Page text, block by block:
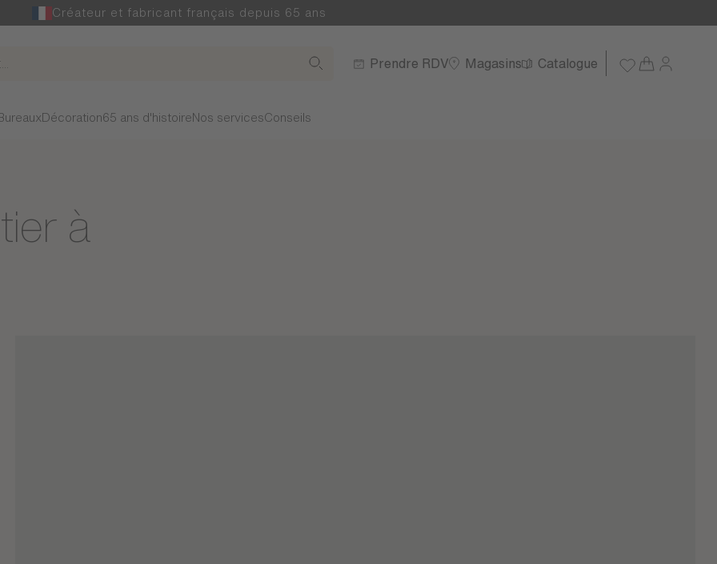
Créateur et fabricant français depuis 65 ans
Prendre RDV Magasins Catalogue
Décoration65 ans d'histoire Nos servicesConseils
à